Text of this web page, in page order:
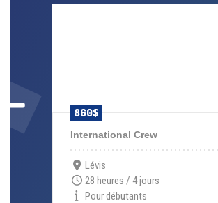
860$
International Crew
Lévis
28 heures / 4 jours
Pour débutants
Précédent